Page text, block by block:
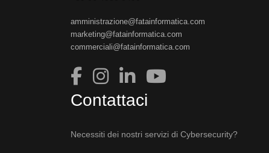
amministrazione@fatainformatica.com
marketing@fatainformatica.com
commerciali@fatainformatica.com
Contattaci
Necessiti dei nostri servizi di Cybersecurity?